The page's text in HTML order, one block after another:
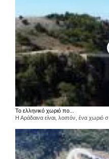
Το ελληνικό χωριό πο...
Η Αράδαινα είναι, λοιπόν, ένα χωριό σ